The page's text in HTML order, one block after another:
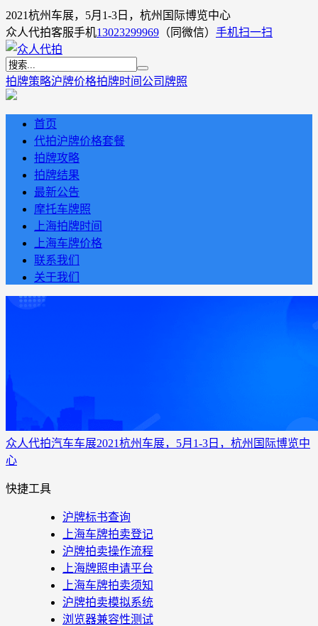
2021杭州车展，5月1-3日，杭州国际博览中心
众人代拍客服手机13023299969 （同微信） 手机扫一扫
拍牌策略沪牌价格拍牌时间 公司牌照
首页
代拍沪牌价格套餐
拍牌攻略
拍牌结果
最新公告
摩托车牌照
上海拍牌时间
上海车牌价格
联系我们
关于我们
众人代拍汽车车展2021杭州车展，5月1-3日，杭州国际博览中
心
快捷工具
沪牌标书查询
上海车牌拍卖登记
沪牌拍卖操作流程
上海牌照申请平台
上海车牌拍卖须知
沪牌拍卖模拟系统
浏览器兼容性测试